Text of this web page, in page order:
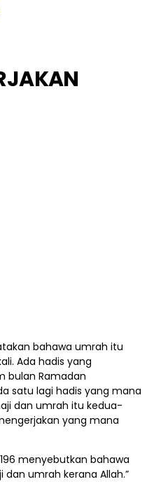
bahawa umrah itu
Ada hadis yang
bulan Ramadan
satu lagi hadis yang mana
dan umrah itu kedua-
yang mana
menyebutkan bahawa
dan umrah kerana Allah.”